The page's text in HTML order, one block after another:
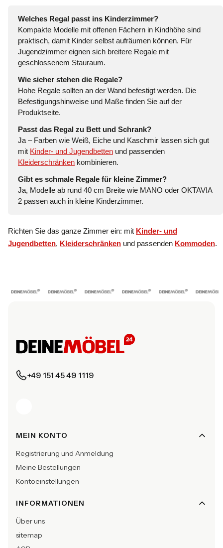
Welches Regal passt ins Kinderzimmer?
Kompakte Modelle mit offenen Fächern in Kindhöhe sind
praktisch, damit Kinder selbst aufräumen können. Für
Jugendzimmer eignen sich breitere Regale mit
geschlossenem Stauraum.
Wie sicher stehen die Regale?
Hohe Regale sollten an der Wand befestigt werden. Die
Befestigungshinweise und Maße finden Sie auf der
Produktseite.
Passt das Regal zu Bett und Schrank?
Ja – Farben wie Weiß, Eiche und Kaschmir lassen sich gut
mit Kinder- und Jugendbetten und passenden
Kleiderschränken kombinieren.
Gibt es schmale Regale für kleine Zimmer?
Ja, Modelle ab rund 40 cm Breite wie MANO oder OKTAVIA
2 passen auch in kleine Kinderzimmer.
Richten Sie das ganze Zimmer ein: mit Kinder- und
Jugendbetten, Kleiderschränken und passenden Kommoden.
+49 151 45 49 1119
Fußzeilenmenü
MEIN KONTO
Registrierung und Anmeldung
Meine Bestellungen
Kontoeinstellungen
INFORMATIONEN
Über uns
sitemap